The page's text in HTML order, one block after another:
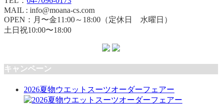
MAIL : info@moana-cs.com
OPEN：月〜金11:00～18:00（定休日 水曜日）
土日祝10:00〜18:00
キャンペーン
2026夏物ウエットスーツオーダーフェアー